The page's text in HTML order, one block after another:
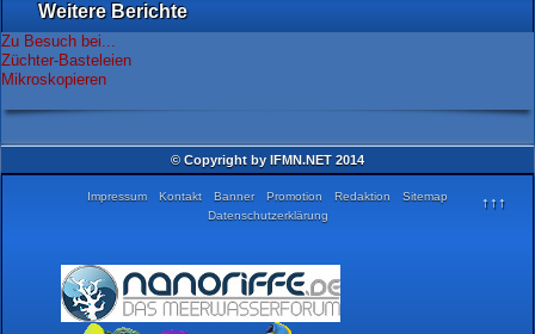
Weitere Berichte
Zu Besuch bei...
Züchter-Basteleien
Mikroskopieren
© Copyright by IFMN.NET 2014
↑↑↑
Impressum Kontakt Banner Promotion Redaktion
Sitemap
Datenschutzerklärung